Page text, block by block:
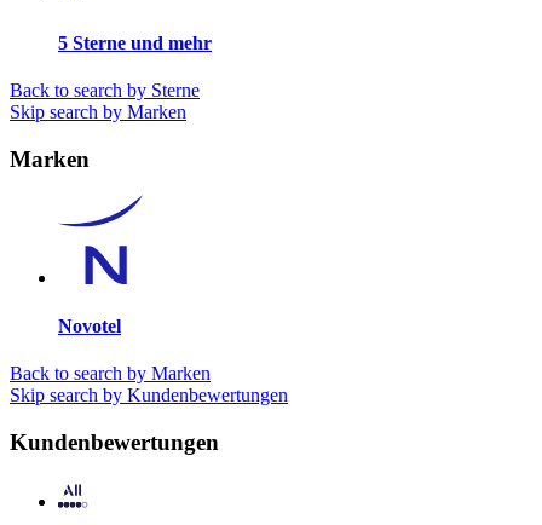
5 Sterne und mehr
Back to search by Sterne
Skip search by Marken
Marken
Novotel
Back to search by Marken
Skip search by Kundenbewertungen
Kundenbewertungen